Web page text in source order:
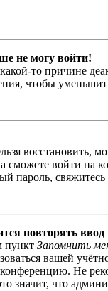
не могу войти!
то причине
чтобы
восстановить,
сможете войти на
пароль,
повторять
пункт Запомнить
вашей
Не
значит, что